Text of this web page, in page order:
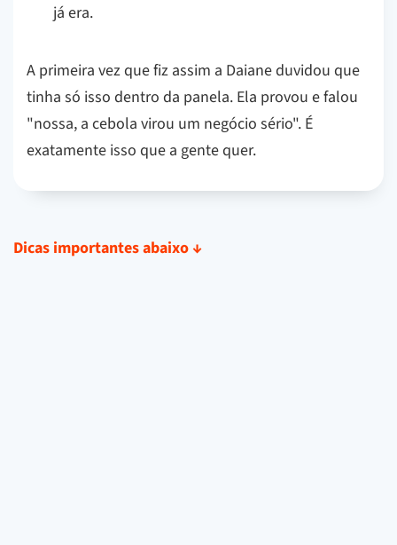
já era.
A primeira vez que fiz assim a Daiane duvidou que
tinha só isso dentro da panela. Ela provou e falou
"nossa, a cebola virou um negócio sério". É
exatamente isso que a gente quer.
Dicas importantes abaixo ↓